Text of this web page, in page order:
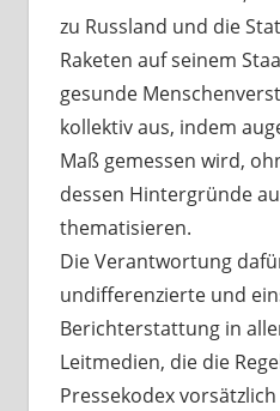
zu Russland und die
Raketen auf seinem
gesunde
kollektiv aus, indem
Maß gemessen wird,
dessen Hintergründe
thematisieren.
Die Verantwortung
undifferenzierte und
Berichterstattung in
Leitmedien, die die
Pressekodex